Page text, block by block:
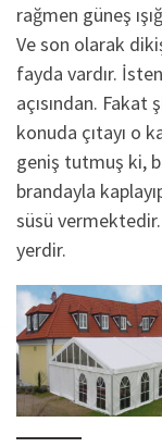
rağmen güneş
Ve son olarak
fayda vardır.
açısından.
konuda çıtayı o
geniş tutmuş ki,
brandayla
süsü
yerdir.